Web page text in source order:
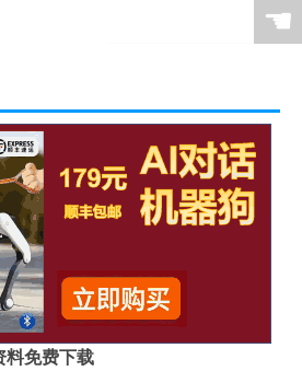
☚
免费下载